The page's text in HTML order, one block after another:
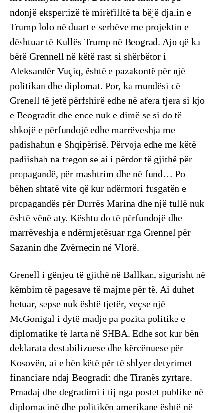
ndonjë ekspertizë të mirëfilltë ta bëjë djalin e
Trump lolo në duart e serbëve me projektin e
dështuar të Kullës Trump në Beograd. Ajo që ka
bërë Grennell në këtë rast si shërbëtor i
Aleksandër Vuçiq, është e pazakontë për një
politikan dhe diplomat. Por, ka mundësi që
Grenell të jetë përfshirë edhe në afera tjera si kjo
e Beogradit dhe ende nuk e dimë se si do të
shkojë e përfundojë edhe marrëveshja me
padishahun e Shqipërisë. Përvoja edhe me këtë
padiishah na tregon se ai i përdor të gjithë për
propagandë, për mashtrim dhe në fund… Po
bëhen shtatë vite që kur ndërmori fusgatën e
propagandës për Durrës Marina dhe një tullë nuk
është vënë aty. Kështu do të përfundojë dhe
marrëveshja e ndërmjetësuar nga Grennel për
Sazanin dhe Zvërnecin në Vlorë.
Grenell i gënjeu të gjithë në Ballkan, sigurisht në
këmbim të pagesave të majme për të. Ai duhet
hetuar, sepse nuk është tjetër, veçse një
McGonigal i dytë madje pa pozita politike e
diplomatike të larta në SHBA. Edhe sot kur bën
deklarata destabilizuese dhe kërcënuese për
Kosovën, ai e bën këtë për të shlyer detyrimet
financiare ndaj Beogradit dhe Tiranës zyrtare.
Prnadaj dhe degradimi i tij nga postet publike në
diplomacinë dhe politikën amerikane është në